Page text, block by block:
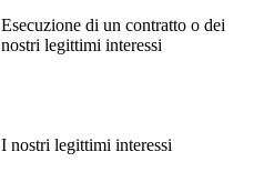
Esecuzione di un contratto o dei
nostri legittimi interessi
I nostri legittimi interessi